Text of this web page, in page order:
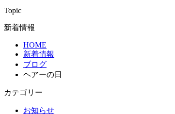
Topic
新着情報
HOME
新着情報
ブログ
ヘアーの日
カテゴリー
お知らせ